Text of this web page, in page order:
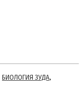
БИОЛОГИЯ ЗУДА,